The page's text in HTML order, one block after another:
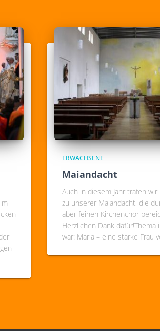
ERWACHSENE
Maiandacht
Auch in diesem Jahr trafen
zu unserer Maiandacht, die
aber feinen Kirchenchor
Herzlichen Dank dafür!Thema
war: Maria – eine starke Frau